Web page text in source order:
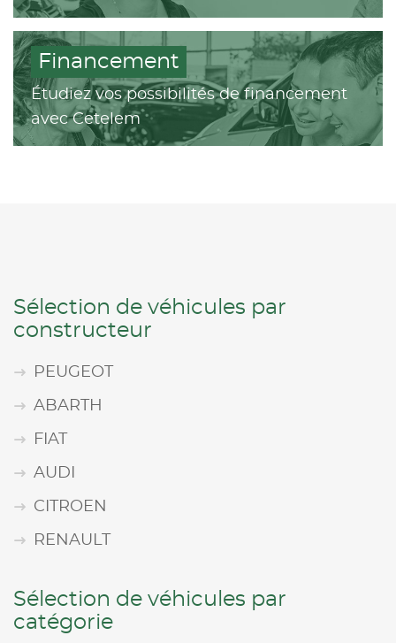
Financement
Étudiez vos possibilités de financement
avec Cetelem
Sélection de véhicules par
constructeur
PEUGEOT
ABARTH
FIAT
AUDI
CITROEN
RENAULT
Sélection de véhicules par
catégorie